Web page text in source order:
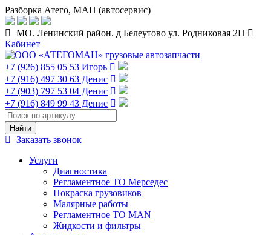
Разборка Атего, МАН (автосервис)
МО. Ленинский район. д Белеутово ул. Родниковая 2П
Кабинет
+7 (926) 855 05 53 Игорь
+7 (916) 497 30 63 Денис
+7 (903) 797 53 04 Денис
+7 (916) 849 99 43 Денис
Заказать звонок
Услуги
Диагностика
Регламентное ТО Мерседес
Покраска грузовиков
Малярные работы
Регламентное ТО MAN
Жидкости и фильтры